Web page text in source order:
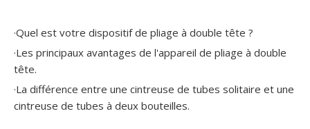
·Quel est votre dispositif de pliage à double tête ?
·Les principaux avantages de l'appareil de pliage à double
tête.
·La différence entre une cintreuse de tubes solitaire et une
cintreuse de tubes à deux bouteilles.